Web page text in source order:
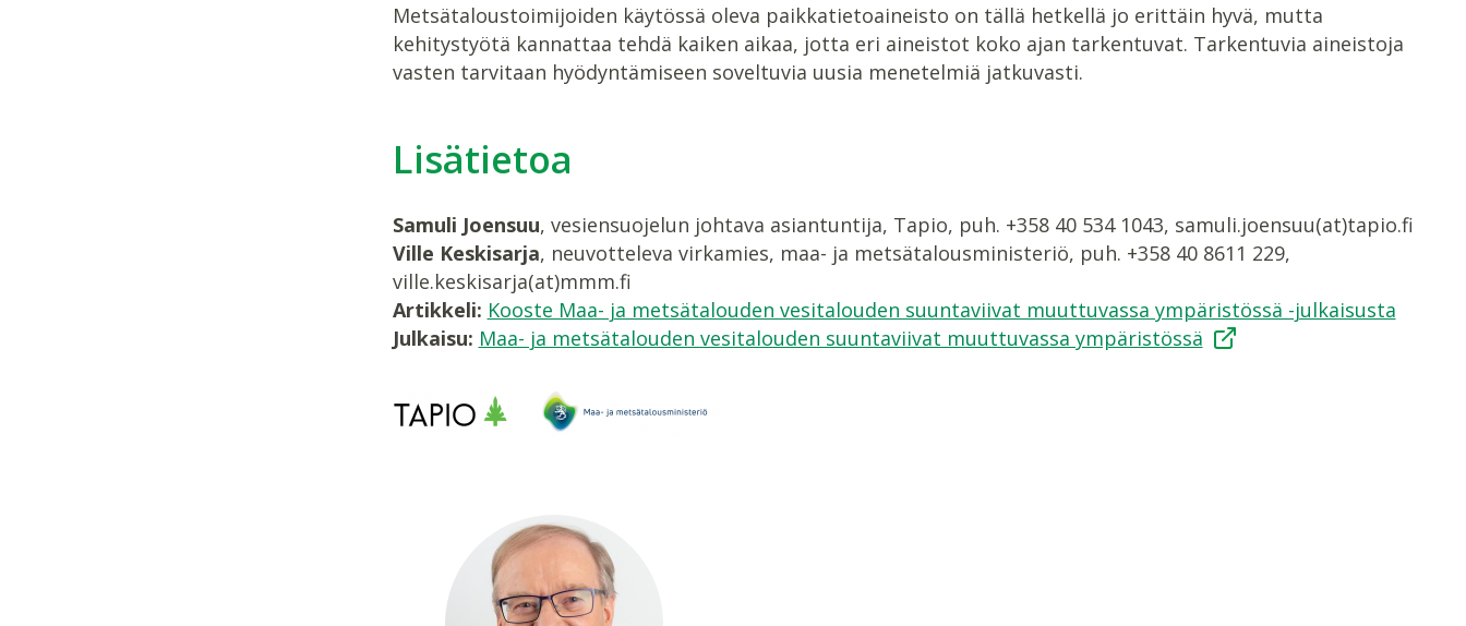
Metsätaloustoimijoiden käytössä oleva paikkatietoaineisto on tällä hetkellä jo erittäin hyvä, mutta
kehitystyötä kannattaa tehdä kaiken aikaa, jotta eri aineistot koko ajan tarkentuvat. Tarkentuvia aineistoja
vasten tarvitaan hyödyntämiseen soveltuvia uusia menetelmiä jatkuvasti.
Lisätietoa
Samuli Joensuu, vesiensuojelun johtava asiantuntija, Tapio, puh. +358 40 534 1043, samuli.joensuu(at)tapio.fi
Ville Keskisarja, neuvotteleva virkamies, maa- ja metsätalousministeriö, puh. +358 40 8611 229,
ville.keskisarja(at)mmm.fi
Artikkeli: Kooste Maa- ja metsätalouden vesitalouden suuntaviivat muuttuvassa ympäristössä -julkaisusta
Julkaisu: Maa- ja metsätalouden vesitalouden suuntaviivat muuttuvassa ympäristössä